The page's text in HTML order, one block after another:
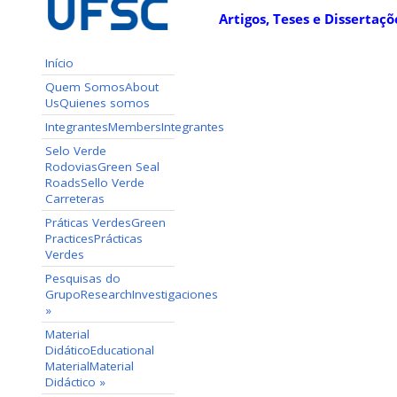
Início
Quem SomosAbout
UsQuienes somos
IntegrantesMembersIntegrantes
Selo Verde
RodoviasGreen Seal
RoadsSello Verde
Carreteras
Práticas VerdesGreen
PracticesPrácticas
Verdes
Pesquisas do
GrupoResearchInvestigaciones
»
Material
DidáticoEducational
MaterialMaterial
Didáctico »
Artigos, Teses e